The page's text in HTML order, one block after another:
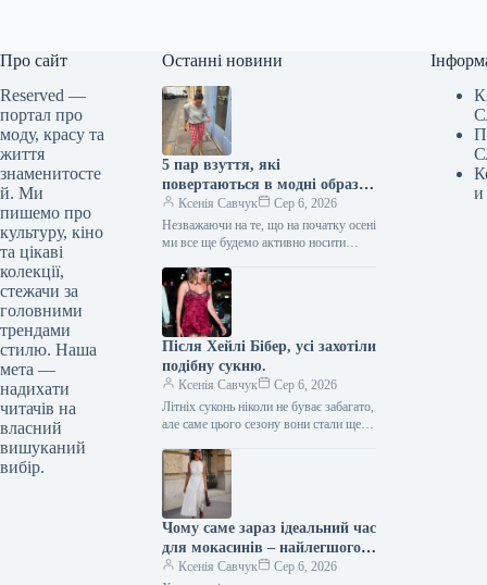
Про сайт
Reserved —
портал про
моду, красу та
життя
знаменитосте
й. Ми
пишемо про
культуру, кіно
та цікаві
колекції,
стежачи за
головними
трендами
стилю. Наша
мета —
надихати
читачів на
власний
вишуканий
вибір.
Останні новини
5 пар взуття, які
повертаються в модні образи
з приходом осені
Ксенія Савчук
Сер 6, 2026
Незважаючи на те, що на початку осені
ми все ще будемо активно носити
матимемо…
Після Хейлі Бібер, усі захотіли
подібну сукню.
Ксенія Савчук
Сер 6, 2026
Літніх суконь ніколи не буває забагато,
але саме цього сезону вони стали ще
остаточно відмовляються від…
Чому саме зараз ідеальний час
для мокасинів – найлегшого
закритого взуття
Ксенія Савчук
Сер 6, 2026
и